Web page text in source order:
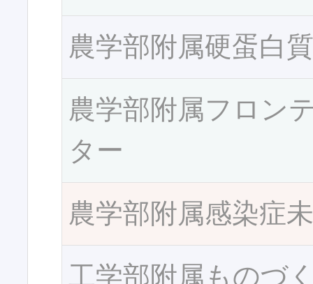
農学部附属硬蛋白
農学部附属フロン
ター
農学部附属感染症
工学部附属ものづ